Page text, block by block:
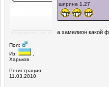
Пол:
Из:
Харьков
Регистрация:
11.03.2010
ширина 1,27
а хамелион какой